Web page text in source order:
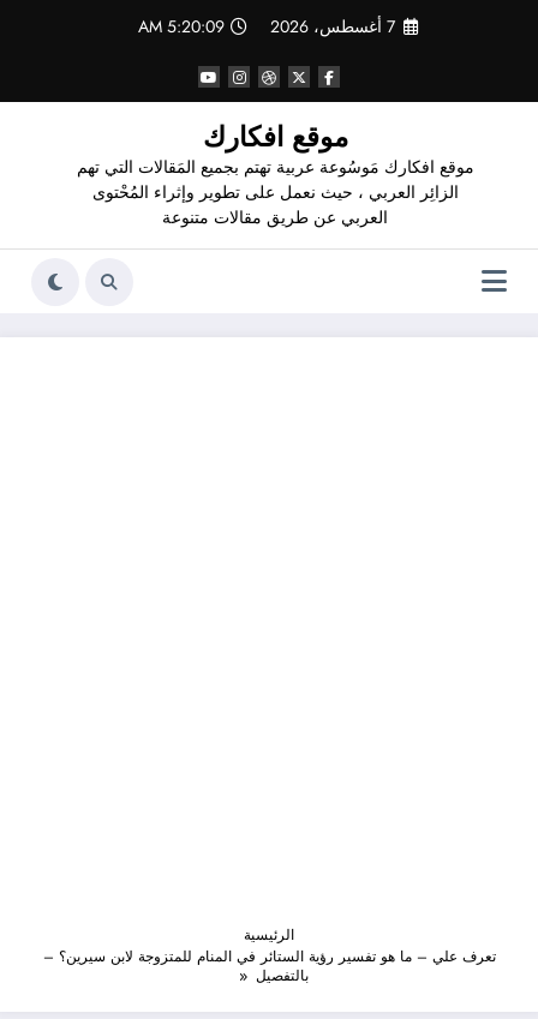
7 أغسطس، 2026 5:20:10 AM
موقع افكارك
موقع افكارك مَوسُوعة عربية تهتم بجميع المَقالات التي تهم
الزائِر العربي ، حيث نعمل على تطوير وإثراء المُحْتوى
العربي عن طريق مقالات متنوعة
الرئيسية
تعرف علي – ما هو تفسير رؤية الستائر في المنام للمتزوجة لابن سيرين؟ –
بالتفصيل